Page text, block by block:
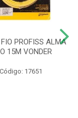
PROFISS ALMA
15M VONDER
Código: 17651